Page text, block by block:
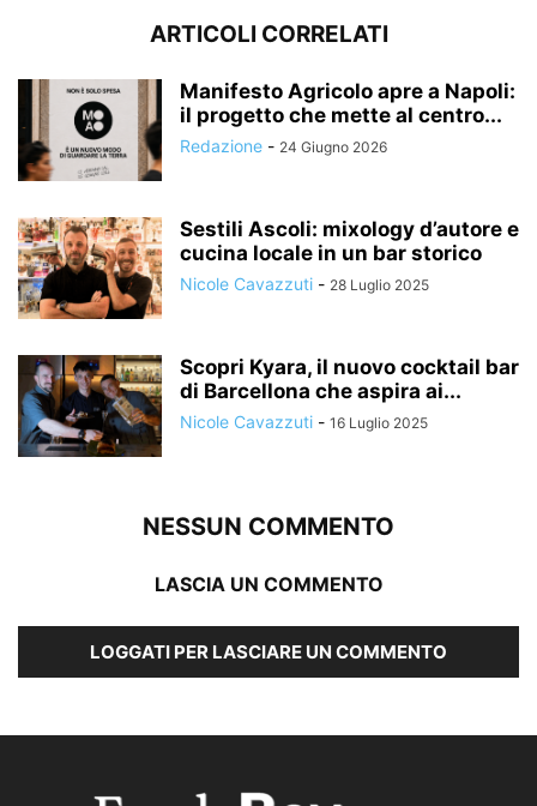
ARTICOLI CORRELATI
Manifesto Agricolo apre a Napoli:
il progetto che mette al centro...
Redazione - 24 Giugno 2026
Sestili Ascoli: mixology d’autore e
cucina locale in un bar storico
Nicole Cavazzuti - 28 Luglio 2025
Scopri Kyara, il nuovo cocktail bar
di Barcellona che aspira ai...
Nicole Cavazzuti - 16 Luglio 2025
NESSUN COMMENTO
LASCIA UN COMMENTO
LOGGATI PER LASCIARE UN COMMENTO